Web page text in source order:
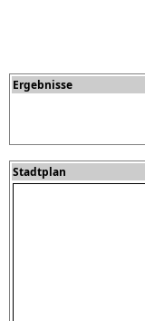
Ergebnisse
Stadtplan